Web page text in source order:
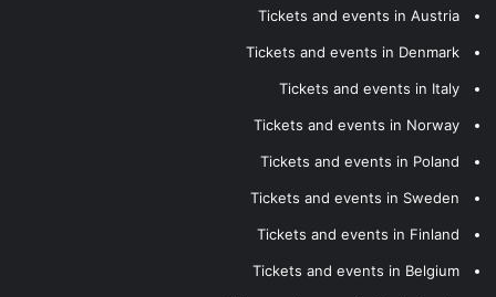
Tickets and events in Austria
Tickets and events in Denmark
Tickets and events in Italy
Tickets and events in Norway
Tickets and events in Poland
Tickets and events in Sweden
Tickets and events in Finland
Tickets and events in Belgium